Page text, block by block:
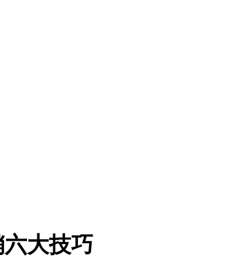
六大技巧